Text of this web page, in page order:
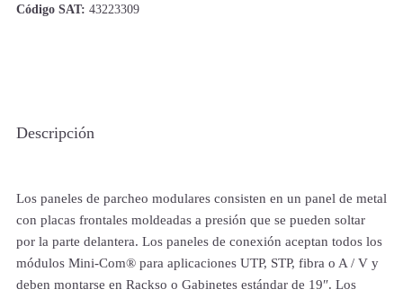
Código SAT: 43223309
Descripción
Los paneles de parcheo modulares consisten en un panel de metal
con placas frontales moldeadas a presión que se pueden soltar
por la parte delantera. Los paneles de conexión aceptan todos los
módulos Mini-Com® para aplicaciones UTP, STP, fibra o A / V y
deben montarse en Rackso o Gabinetes estándar de 19″. Los